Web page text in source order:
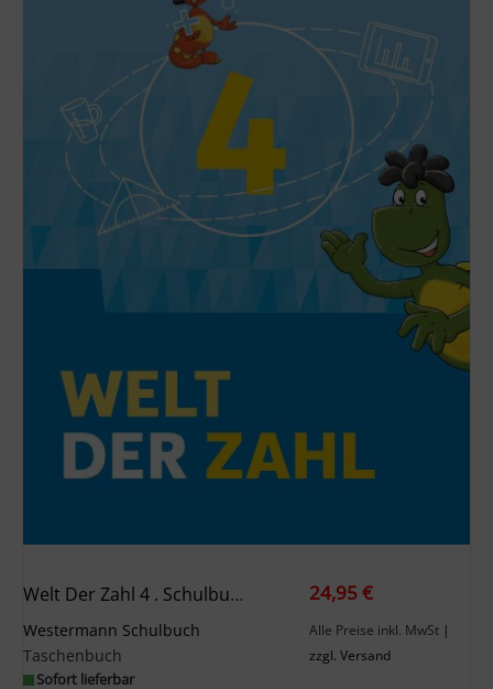
Welt Der Zahl 4 . Schulbuch. Für Berlin, Brandenburg, Mecklenburg-Vorpommern, Sachsen-Anhalt Und Thüringen
Westermann Schulbuch
Taschenbuch
Sofort lieferbar
24,95 €
Alle Preise inkl. MwSt |
zzgl. Versand